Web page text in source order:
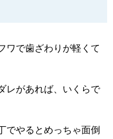
ワで歯ざわりが軽くて
レがあれば、いくらで
でやるとめっちゃ面倒